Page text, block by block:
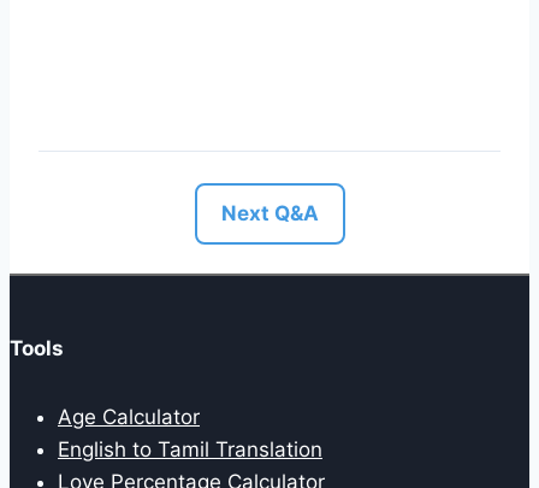
Next Q&A
Tools
Age Calculator
English to Tamil Translation
Love Percentage Calculator